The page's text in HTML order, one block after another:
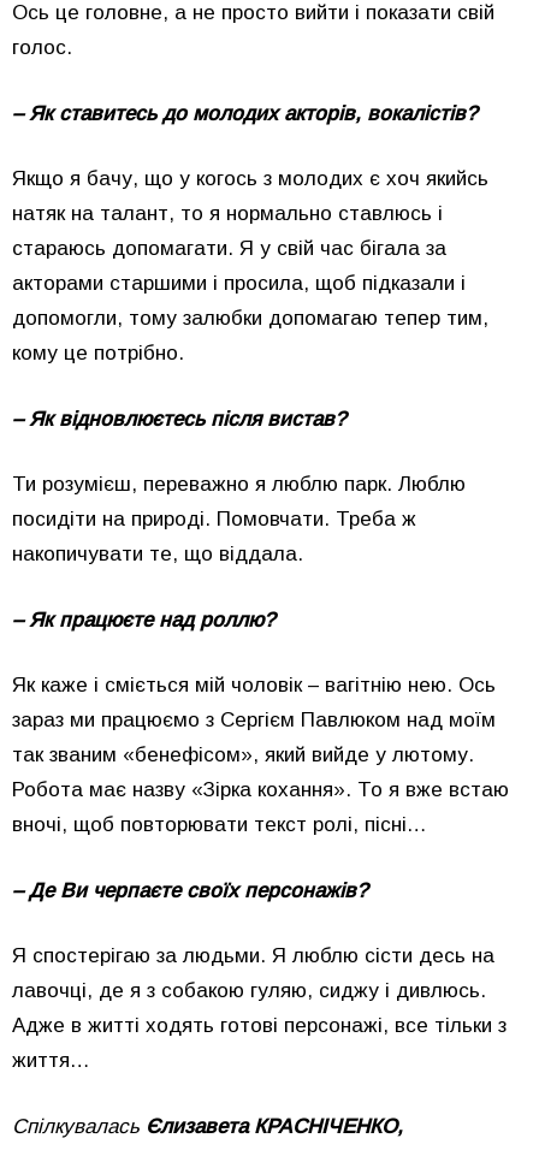
Ось це головне, а не просто вийти і показати свій
голос.
– Як ставитесь до молодих акторів, вокалістів?
Якщо я бачу, що у когось з молодих є хоч якийсь
натяк на талант, то я нормально ставлюсь і
стараюсь допомагати. Я у свій час бігала за
акторами старшими і просила, щоб підказали і
допомогли, тому залюбки допомагаю тепер тим,
кому це потрібно.
– Як відновлюєтесь після вистав?
Ти розумієш, переважно я люблю парк. Люблю
посидіти на природі. Помовчати. Треба ж
накопичувати те, що віддала.
– Як працюєте над роллю?
Як каже і сміється мій чоловік – вагітнію нею. Ось
зараз ми працюємо з Сергієм Павлюком над моїм
так званим «бенефісом», який вийде у лютому.
Робота має назву «Зірка кохання». То я вже встаю
вночі, щоб повторювати текст ролі, пісні…
– Де Ви черпаєте своїх персонажів?
Я спостерігаю за людьми. Я люблю сісти десь на
лавочці, де я з собакою гуляю, сиджу і дивлюсь.
Адже в житті ходять готові персонажі, все тільки з
життя…
Спілкувалась Єлизавета КРАСНІЧЕНКО,